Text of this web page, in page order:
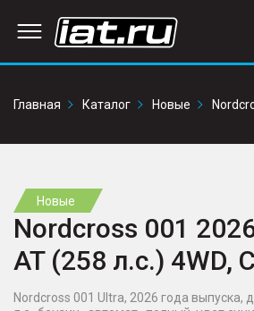
Главная
Каталог Новые
Новые
Nordcross 001
AT (258 л.с.) 4WD,
Nordcross 001 Ultra, 2026 года выпуска,